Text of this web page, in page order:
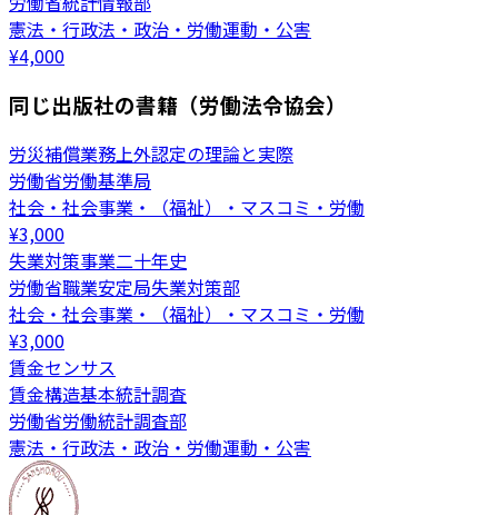
憲法・行政法・政治・労働運動・公害
¥4,000
同じ出版社の書籍（労働法令協会）
労災補償業務上外認定の理論と実際
労働省労働基準局
社会・社会事業・（福祉）・マスコミ・労働
¥3,000
失業対策事業二十年史
労働省職業安定局失業対策部
社会・社会事業・（福祉）・マスコミ・労働
¥3,000
賃金センサス
賃金構造基本統計調査
労働省労働統計調査部
憲法・行政法・政治・労働運動・公害